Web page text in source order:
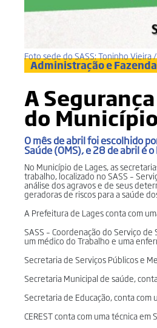
Foto sede do SASS: Toninho Vieira
Administração e Fazenda
A
do Município
O mês de abril foi escolhido
Saúde (OMS), e 28 de abril é
No Município de Lages, as
trabalho, localizado no SASS –
análise dos agravos e de seus
geradoras de riscos para a saúde
A Prefeitura de Lages conta com
SASS – Coordenação do Serviço
um médico do Trabalho e uma
Secretaria de Serviços Públicos e
Secretaria Municipal de saúde,
Secretaria de Educação, conta com
CEREST conta com uma técnica